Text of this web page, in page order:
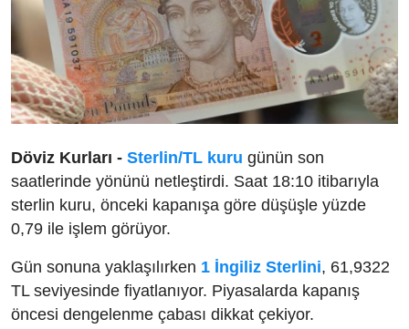
Döviz Kurları - Sterlin/TL kuru günün son
saatlerinde yönünü netleştirdi. Saat 18:10 itibarıyla
sterlin kuru, önceki kapanışa göre düşüşle yüzde
0,79 ile işlem görüyor.
Gün sonuna yaklaşılırken 1 İngiliz Sterlini, 61,9322
TL seviyesinde fiyatlanıyor. Piyasalarda kapanış
öncesi dengelenme çabası dikkat çekiyor.